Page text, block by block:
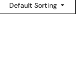
Default Sorting